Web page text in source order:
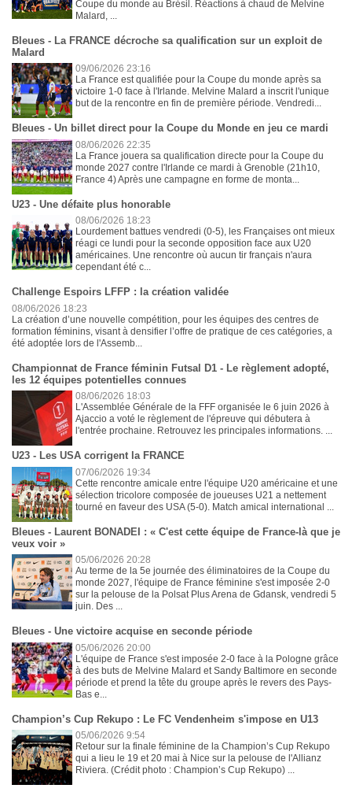
Coupe du monde au Brésil. Réactions à chaud de Melvine
Malard, ...
Bleues - La FRANCE décroche sa qualification sur un exploit de
Malard
09/06/2026 23:16
La France est qualifiée pour la Coupe du monde après sa
victoire 1-0 face à l'Irlande. Melvine Malard a inscrit l'unique
but de la rencontre en fin de première période. Vendredi...
Bleues - Un billet direct pour la Coupe du Monde en jeu ce mardi
08/06/2026 22:35
La France jouera sa qualification directe pour la Coupe du
monde 2027 contre l'Irlande ce mardi à Grenoble (21h10,
France 4) Après une campagne en forme de monta...
U23 - Une défaite plus honorable
08/06/2026 18:23
Lourdement battues vendredi (0-5), les Françaises ont mieux
réagi ce lundi pour la seconde opposition face aux U20
américaines. Une rencontre où aucun tir français n'aura
cependant été c...
Challenge Espoirs LFFP : la création validée
08/06/2026 18:23
La création d’une nouvelle compétition, pour les équipes des centres de
formation féminins, visant à densifier l’offre de pratique de ces catégories, a
été adoptée lors de l'Assemb...
Championnat de France féminin Futsal D1 - Le règlement adopté,
les 12 équipes potentielles connues
08/06/2026 18:03
L'Assemblée Générale de la FFF organisée le 6 juin 2026 à
Ajaccio a voté le règlement de l'épreuve qui débutera à
l'entrée prochaine. Retrouvez les principales informations. ...
U23 - Les USA corrigent la FRANCE
07/06/2026 19:34
Cette rencontre amicale entre l'équipe U20 américaine et une
sélection tricolore composée de joueuses U21 a nettement
tourné en faveur des USA (5-0). Match amical international ...
Bleues - Laurent BONADEI : « C'est cette équipe de France-là que je
veux voir »
05/06/2026 20:28
Au terme de la 5e journée des éliminatoires de la Coupe du
monde 2027, l'équipe de France féminine s'est imposée 2-0
sur la pelouse de la Polsat Plus Arena de Gdansk, vendredi 5
juin. Des ...
Bleues - Une victoire acquise en seconde période
05/06/2026 20:00
L'équipe de France s'est imposée 2-0 face à la Pologne grâce
à des buts de Melvine Malard et Sandy Baltimore en seconde
période et prend la tête du groupe après le revers des Pays-
Bas e...
Champion’s Cup Rekupo : Le FC Vendenheim s'impose en U13
05/06/2026 9:54
Retour sur la finale féminine de la Champion’s Cup Rekupo
qui a lieu le 19 et 20 mai à Nice sur la pelouse de l'Allianz
Riviera. (Crédit photo : Champion’s Cup Rekupo) ...